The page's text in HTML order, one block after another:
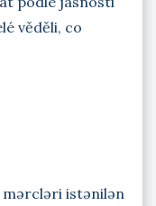
věděli, co
mərcləri istənilən